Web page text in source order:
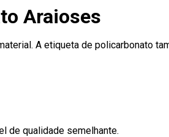
Araioses
A etiqueta de policarbonato
de qualidade semelhante.